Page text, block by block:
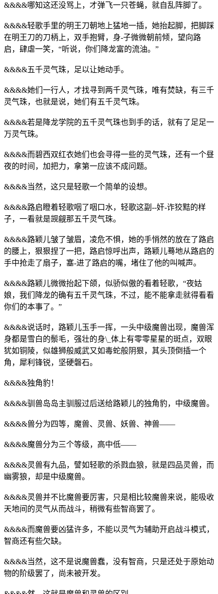
&&&&哪知这还没骂上，才弹飞一只苍蝇，就自乱阵脚了。
&&&&轻歌手里的明王刀朝地上猛地一插，她抬起脚，把脚踩
在明王刀的刀柄上，双手抱臂，身-子微微朝前倾，望向路
启，肆虐一笑，“听说，你们降龙富的流油。”
&&&&五千灵气珠，足以让她动手。
&&&&她们一行人，才找寻到两千灵气珠，唯有焚缺，有三千
灵气珠，也就是说，她们有五千灵气珠。
&&&&若是降龙学院的五千灵气珠也到手的话，就有了足足一
万灵气珠。
&&&&而碧西双红衣她们也会寻得一些的灵气珠，还有一个昼
夜的时间，加把力，拿第一应该不成问题。
&&&&当然，这只是轻歌一个简单的设想。
&&&&路启瞪着轻歌咽了咽口水，轻歌这副--奸-诈狡黠的样
子，一看就是觊觎那五千灵气珠。
&&&&路颖儿皱了皱眉，凌危不惧，她的手悄然的放在了路启
的腰上，狠狠捏了一把，路启惊呼出声，路颖儿蓦地从路启的
手中抢走了扇子，塞-进了路启的嘴，堵住了他的叫喊声。
&&&&路颖儿微微抬起下颌，似骄似傲的看着轻歌，“夜姑
娘，我们降龙的确有五千灵气珠，不过，能不能拿走就得看看
你们的本事了。”
&&&&说话时，路颖儿玉手一挥，一头中级魔兽出现，魔兽浑
身都是雪白的鬃毛，强壮的身\_体上有零零星星的斑点，双眼
犹如铜陵，似雄狮般威武又如毒蛇般阴狠，其头顶倒插一个
角，犀利锋锐，坚硬磐石。
&&&&独角豹！
&&&&驯兽岛岛主驯服过后送给路颖儿的独角豹，中级魔兽。
&&&&兽分为四等，魔兽、灵兽、妖兽、神兽——
&&&&魔兽分为三个等级，高中低——
&&&&灵兽有九品，譬如轻歌的杀戮血狼，就是四品灵兽，而
幽雾狼，却是中级魔兽。
&&&&灵兽并不比魔兽要厉害，只是相比较魔兽来说，能吸收
天地间的灵气从而战斗，稍微有些智商罢了。
&&&&而魔兽要凶猛许多，不能以灵气为辅助开启战斗模式，
智商还有些欠缺。
&&&&当然，这不是说魔兽蠢，没有智商，只是还处于原始动
物的阶级罢了，尚未被开发。